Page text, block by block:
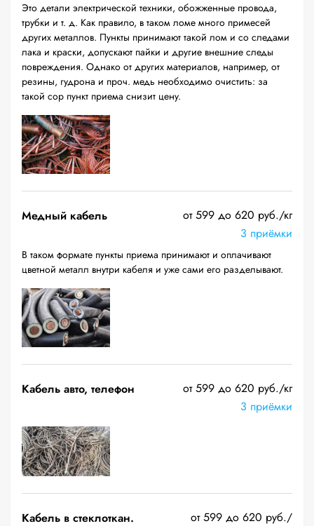
Это детали электрической техники, обожженные провода,
трубки и т. д. Как правило, в таком ломе много примесей
других металлов. Пункты принимают такой лом и со следами
лака и краски, допускают пайки и другие внешние следы
повреждения. Однако от других материалов, например, от
резины, гудрона и проч. медь необходимо очистить: за
такой сор пункт приема снизит цену.
Медный кабель
от 599 до 620 руб./кг
3 приёмки
В таком формате пункты приема принимают и оплачивают
цветной металл внутри кабеля и уже сами его разделывают.
Кабель авто, телефон
от 599 до 620 руб./кг
3 приёмки
Кабель в стеклоткан.
от 599 до 620 руб./